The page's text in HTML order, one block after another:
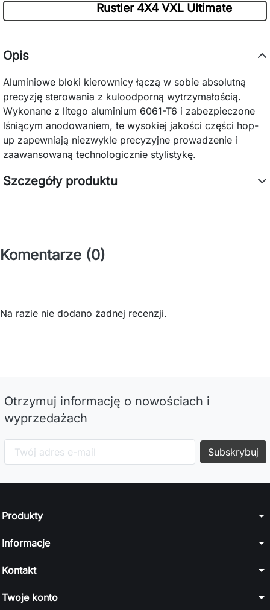
Rustler 4X4 VXL Ultimate
Opis
Aluminiowe bloki kierownicy łączą w sobie absolutną
precyzję sterowania z kuloodporną wytrzymałością.
Wykonane z litego aluminium 6061-T6 i zabezpieczone
lśniącym anodowaniem, te wysokiej jakości części hop-
up zapewniają niezwykle precyzyjne prowadzenie i
zaawansowaną technologicznie stylistykę.
Szczegóły produktu
Komentarze (0)
Na razie nie dodano żadnej recenzji.
Otrzymuj informację o nowościach i
wyprzedażach
Produkty arrow_drop_down
Informacje arrow_drop_down
Kontakt arrow_drop_down
Twoje konto arrow_drop_down